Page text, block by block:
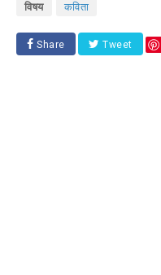
विषय कविता
Share Tweet